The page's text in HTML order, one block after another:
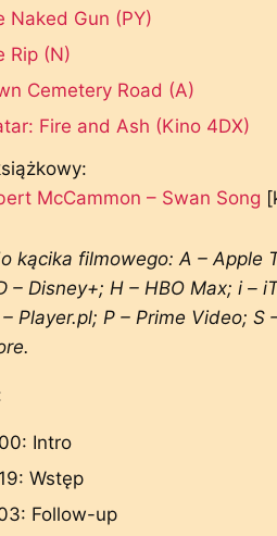
Naked Gun (PY)
Rip (N)
Cemetery Road (A)
Fire and Ash (Kino 4DX)
McCammon – Swan Song
kącika filmowego: A – Apple
– Disney+; H – HBO Max; i –
Player.pl; P – Prime Video; S
Intro
Wstęp
Follow-up